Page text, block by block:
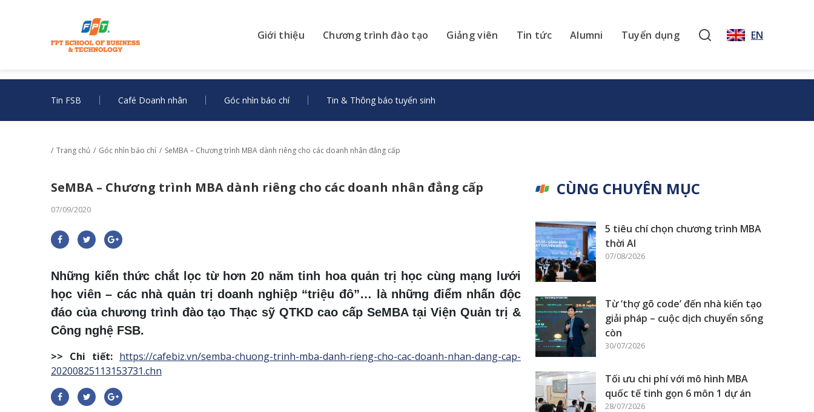
Giới thiệu Chương trình đào tạo Giảng viên Tin tức Alumni Tuyển dụng EN
Tin FSB Café Doanh nhân Góc nhìn báo chí Tin & Thông báo tuyển sinh
Trang chủ Góc nhìn báo chí SeMBA – Chương trình MBA dành riêng cho các doanh nhân đẳng cấp
SeMBA – Chương trình MBA dành riêng cho các doanh nhân đẳng cấp
07/09/2020
Những kiến thức chắt lọc từ hơn 20 năm tinh hoa quản trị học cùng mạng lưới
học viên – các nhà quản trị doanh nghiệp “triệu đô”… là những điểm nhấn độc
đáo của chương trình đào tạo Thạc sỹ QTKD cao cấp SeMBA tại Viện Quản trị &
Công nghệ FSB.
>> Chi tiết: https://cafebiz.vn/semba-chuong-trinh-mba-danh-rieng-cho-cac-doanh-nhan-dang-cap-
20200825113153731.chn
CÙNG CHUYÊN MỤC
5 tiêu chí chọn chương trình MBA
thời AI
07/08/2026
Từ ‘thợ gõ code’ đến nhà kiến tạo
giải pháp – cuộc dịch chuyển sống
còn
30/07/2026
Tối ưu chi phí với mô hình MBA
quốc tế tinh gọn 6 môn 1 dự án
28/07/2026